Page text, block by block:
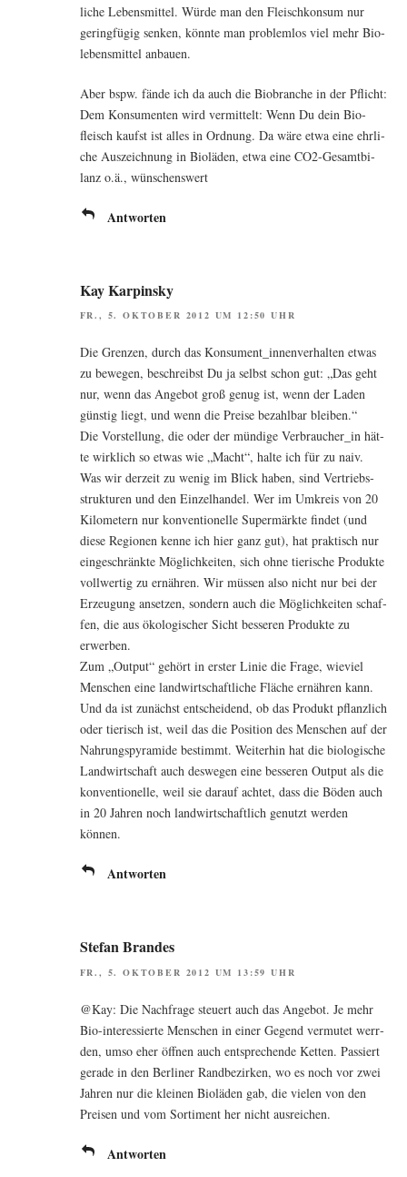
li­che Lebens­mit­tel. Wür­de man den Fleisch­kon­sum nur
gering­fü­gig sen­ken, könn­te man pro­blem­los viel mehr Bio­
le­bens­mit­tel anbauen.
Aber bspw. fän­de ich da auch die Bio­bran­che in der Pflicht:
Dem Kon­su­men­ten wird ver­mit­telt: Wenn Du dein Bio­
fleisch kaufst ist alles in Ord­nung. Da wäre etwa eine ehr­li­
che Aus­zeich­nung in Bio­lä­den, etwa eine CO2-Gesamt­bi­
lanz o.ä., wünschenswert
Antworten
Kay Karpinsky
FR., 5. OKTOBER 2012 UM 12:50 UHR
Die Gren­zen, durch das Konsument_innenverhalten etwas
zu bewe­gen, beschreibst Du ja selbst schon gut: „Das geht
nur, wenn das Ange­bot groß genug ist, wenn der Laden
güns­tig liegt, und wenn die Prei­se bezahl­bar bleiben.“
Die Vor­stel­lung, die oder der mün­di­ge Verbraucher_in hät­
te wirk­lich so etwas wie „Macht“, hal­te ich für zu naiv.
Was wir der­zeit zu wenig im Blick haben, sind Ver­triebs­
struk­tu­ren und den Ein­zel­han­del. Wer im Umkreis von 20
Kilo­me­tern nur kon­ven­tio­nel­le Super­märk­te fin­det (und
die­se Regio­nen ken­ne ich hier ganz gut), hat prak­tisch nur
ein­ge­schränk­te Mög­lich­kei­ten, sich ohne tie­ri­sche Pro­duk­te
voll­wer­tig zu ernäh­ren. Wir müs­sen also nicht nur bei der
Erzeu­gung anset­zen, son­dern auch die Mög­lich­kei­ten schaf­
fen, die aus öko­lo­gi­scher Sicht bes­se­ren Pro­duk­te zu
erwerben.
Zum „Out­put“ gehört in ers­ter Linie die Fra­ge, wie­viel
Men­schen eine land­wirt­schaft­li­che Flä­che ernäh­ren kann.
Und da ist zunächst ent­schei­dend, ob das Pro­dukt pflanz­lich
oder tie­risch ist, weil das die Posi­ti­on des Men­schen auf der
Nah­rungs­py­ra­mi­de bestimmt. Wei­ter­hin hat die bio­lo­gi­sche
Land­wirt­schaft auch des­we­gen eine bes­se­ren Out­put als die
kon­ven­tio­nel­le, weil sie dar­auf ach­tet, dass die Böden auch
in 20 Jah­ren noch land­wirt­schaft­lich genutzt wer­den
können.
Antworten
Stefan Brandes
FR., 5. OKTOBER 2012 UM 13:59 UHR
@Kay: Die Nach­fra­ge steu­ert auch das Ange­bot. Je mehr
Bio-inter­es­sier­te Men­schen in einer Gegend ver­mu­tet werr­
den, umso eher öff­nen auch ent­spre­chen­de Ket­ten. Pas­siert
gera­de in den Ber­li­ner Rand­be­zir­ken, wo es noch vor zwei
Jah­ren nur die klei­nen Bio­lä­den gab, die vie­len von den
Prei­sen und vom Sor­ti­ment her nicht ausreichen.
Antworten